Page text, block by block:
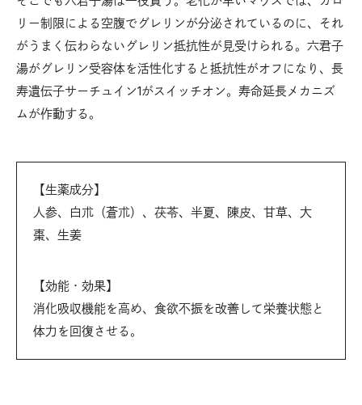
リー制限による空腹でグレリンが分泌されているのに、それ
がうまく伝わらないグレリン抵抗性が見受けられる。六君子
湯がグレリン受容体を活性化すると抵抗性がオフになり、長
寿遺伝子サーチュイン1がスイッチオン。寿命延長メカニズ
ムが作動する。
【生薬成分】
人参、白朮（蒼朮）、茯苓、半夏、陳皮、甘草、大
棗、生姜
【効能・効果】
消化吸収機能を高め、食欲不振を改善して栄養状態と
体力を回復させる。